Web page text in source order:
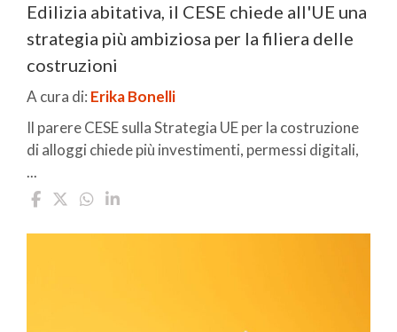
Edilizia abitativa, il CESE chiede all'UE una
strategia più ambiziosa per la filiera delle
costruzioni
A cura di: Erika Bonelli
Il parere CESE sulla Strategia UE per la costruzione
di alloggi chiede più investimenti, permessi digitali,
...